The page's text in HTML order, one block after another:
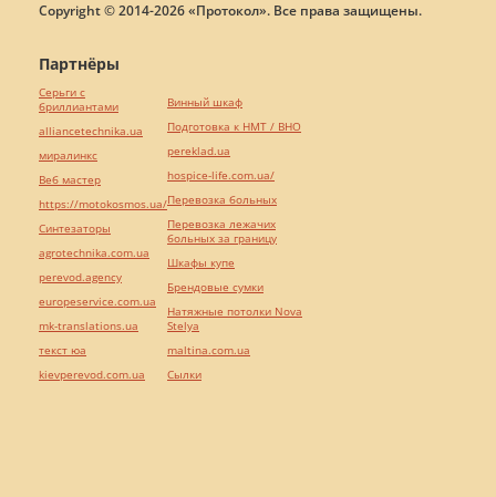
Copyright © 2014-2026 «Протокол». Все права защищены.
Партнёры
Серьги с
бриллиантами
alliancetechnika.ua
миралинкс
Веб мастер
https://motokosmos.ua/
Синтезаторы
agrotechnika.com.ua
perevod.agency
europeservice.com.ua
mk-translations.ua
текст юа
kievperevod.com.ua
Винный шкаф
Подготовка к НМТ / ВНО
pereklad.ua
hospice-life.com.ua/
Перевозка больных
Перевозка лежачих
больных за границу
Шкафы купе
Брендовые сумки
Натяжные потолки Nova
Stelya
maltina.com.ua
Cылки